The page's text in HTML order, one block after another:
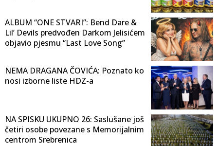
ALBUM “ONE STVARI”: Bend Dare &
Lil’ Devils predvođen Darkom Jelisićem
objavio pjesmu “Last Love Song”
NEMA DRAGANA ČOVIĆA: Poznato ko
nosi izborne liste HDZ-a
NA SPISKU UKUPNO 26: Saslušane još
četiri osobe povezane s Memorijalnim
centrom Srebrenica